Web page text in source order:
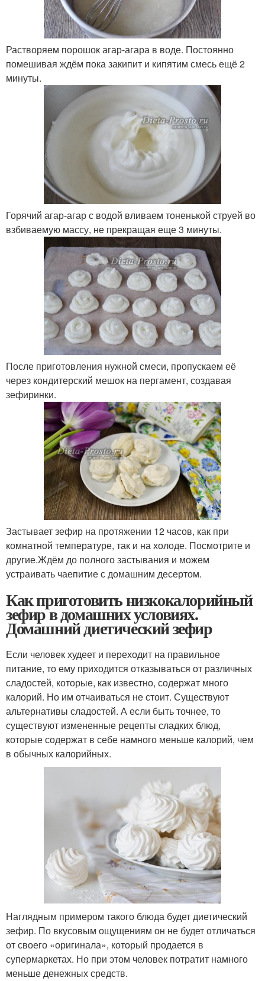
Растворяем порошок агар-агара в воде. Постоянно
помешивая ждём пока закипит и кипятим смесь ещё 2
минуты.
Горячий агар-агар с водой вливаем тоненькой струей во
взбиваемую массу, не прекращая еще 3 минуты.
После приготовления нужной смеси, пропускаем её
через кондитерский мешок на пергамент, создавая
зефиринки.
Застывает зефир на протяжении 12 часов, как при
комнатной температуре, так и на холоде. Посмотрите и
другие.Ждём до полного застывания и можем
устраивать чаепитие с домашним десертом.
Как приготовить низкокалорийный
зефир в домашних условиях.
Домашний диетический зефир
Если человек худеет и переходит на правильное
питание, то ему приходится отказываться от различных
сладостей, которые, как известно, содержат много
калорий. Но им отчаиваться не стоит. Существуют
альтернативы сладостей. А если быть точнее, то
существуют измененные рецепты сладких блюд,
которые содержат в себе намного меньше калорий, чем
в обычных калорийных.
Наглядным примером такого блюда будет диетический
зефир. По вкусовым ощущениям он не будет отличаться
от своего «оригинала», который продается в
супермаркетах. Но при этом человек потратит намного
меньше денежных средств.